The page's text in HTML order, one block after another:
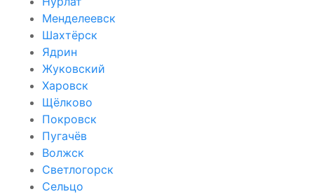
Менделеевск
Шахтёрск
Ядрин
Жуковский
Харовск
Щёлково
Покровск
Пугачёв
Волжск
Светлогорск
Сельцо